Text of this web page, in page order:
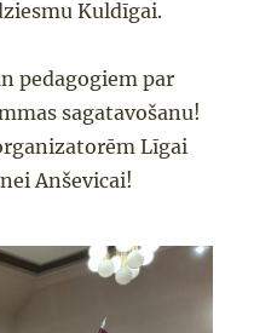
Kuldīgai.
pedagogiem par
sagatavošanu!
Līgai
Anševicai!